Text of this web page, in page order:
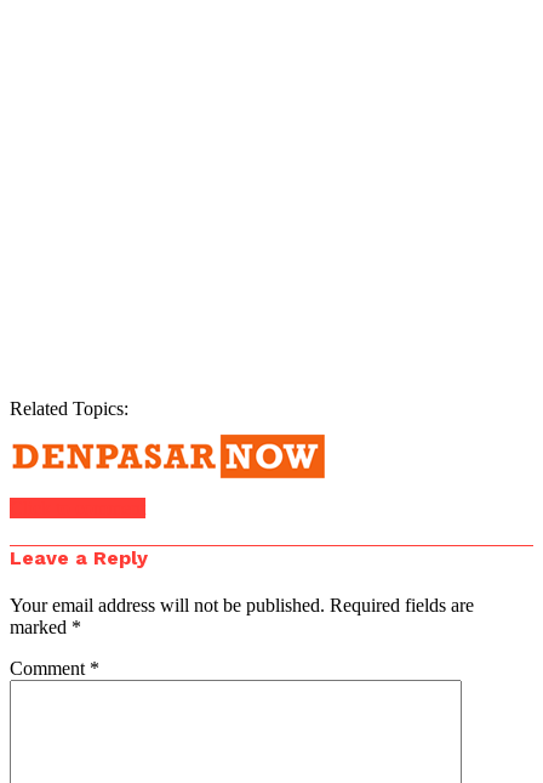
Related Topics:
Leave a Reply
Your email address will not be published. Required fields are
marked *
Comment *